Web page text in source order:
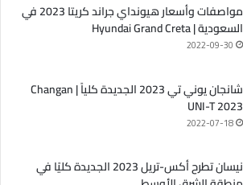
مواصفات وأسعار هيونداي جراند كريتا 2023 في
السعودية | Hyundai Grand Creta
2022-09-30
شانجان يوني تي 2023 الجديدة كلياً | Changan
UNI-T 2023
2022-07-18
نيسان تطرح أكس-تريل 2023 الجديدة كليًا في